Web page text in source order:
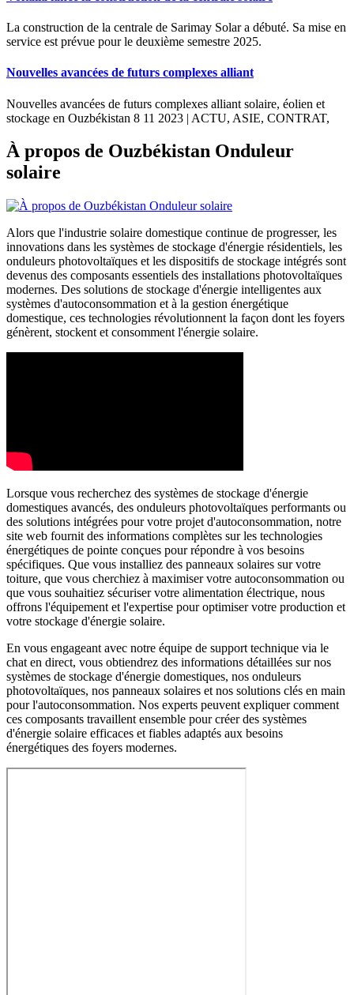
La construction de la centrale de Sarimay Solar a débuté. Sa mise en
service est prévue pour le deuxième semestre 2025.
Nouvelles avancées de futurs complexes alliant
Nouvelles avancées de futurs complexes alliant solaire, éolien et
stockage en Ouzbékistan 8 11 2023 | ACTU, ASIE, CONTRAT,
À propos de Ouzbékistan Onduleur
solaire
Alors que l'industrie solaire domestique continue de progresser, les
innovations dans les systèmes de stockage d'énergie résidentiels, les
onduleurs photovoltaïques et les dispositifs de stockage intégrés sont
devenus des composants essentiels des installations photovoltaïques
modernes. Des solutions de stockage d'énergie intelligentes aux
systèmes d'autoconsommation et à la gestion énergétique
domestique, ces technologies révolutionnent la façon dont les foyers
génèrent, stockent et consomment l'énergie solaire.
Lorsque vous recherchez des systèmes de stockage d'énergie
domestiques avancés, des onduleurs photovoltaïques performants ou
des solutions intégrées pour votre projet d'autoconsommation, notre
site web fournit des informations complètes sur les technologies
énergétiques de pointe conçues pour répondre à vos besoins
spécifiques. Que vous installiez des panneaux solaires sur votre
toiture, que vous cherchiez à maximiser votre autoconsommation ou
que vous souhaitiez sécuriser votre alimentation électrique, nous
offrons l'équipement et l'expertise pour optimiser votre production et
votre stockage d'énergie solaire.
En vous engageant avec notre équipe de support technique via le
chat en direct, vous obtiendrez des informations détaillées sur nos
systèmes de stockage d'énergie domestiques, nos onduleurs
photovoltaïques, nos panneaux solaires et nos solutions clés en main
pour l'autoconsommation. Nos experts peuvent expliquer comment
ces composants travaillent ensemble pour créer des systèmes
d'énergie solaire efficaces et fiables adaptés aux besoins
énergétiques des foyers modernes.